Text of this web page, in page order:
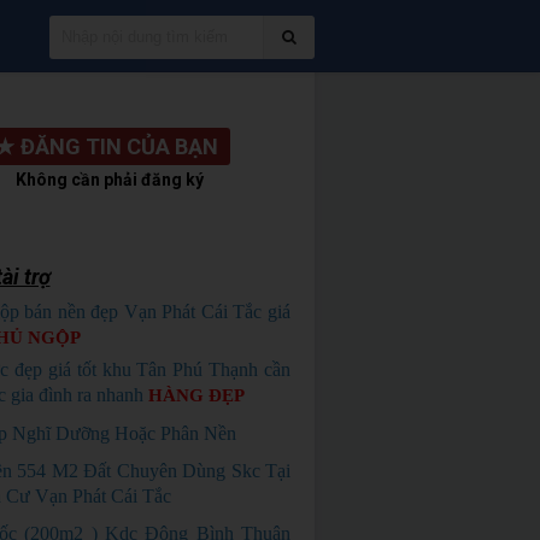
ĐĂNG TIN CỦA BẠN
Không cần phải đăng ký
trợ
bán nền đẹp Vạn Phát Cái Tắc giá
NGỘP
đẹp giá tốt khu Tân Phú Thạnh cần
gia đình ra nhanh HÀNG ĐẸP
Nghĩ Dưỡng Hoặc Phân Nền
554 M2 Đất Chuyên Dùng Skc Tại
Vạn Phát Cái Tắc
(200m2 ) Kdc Đông Bình Thuận